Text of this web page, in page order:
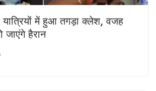
में हुआ तगड़ा क्लेश, वजह
हैरान